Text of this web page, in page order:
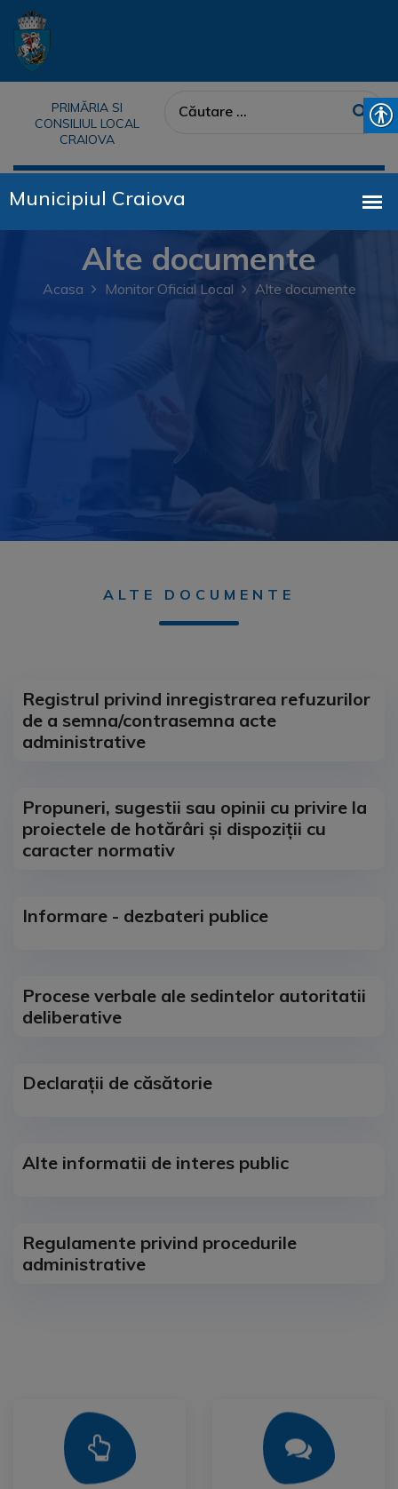
PRIMĂRIA SI
CONSILIUL LOCAL
CRAIOVA
Alte documente
Acasa Monitor Oficial Local Alte documente
ALTE DOCUMENTE
Registrul privind inregistrarea refuzurilor
de a semna/contrasemna acte
administrative
Propuneri, sugestii sau opinii cu privire la
proiectele de hotărâri și dispoziții cu
caracter normativ
Informare - dezbateri publice
Procese verbale ale sedintelor autoritatii
deliberative
Declarații de căsătorie
Alte informatii de interes public
Regulamente privind procedurile
administrative
Mai Mult Mai Mult